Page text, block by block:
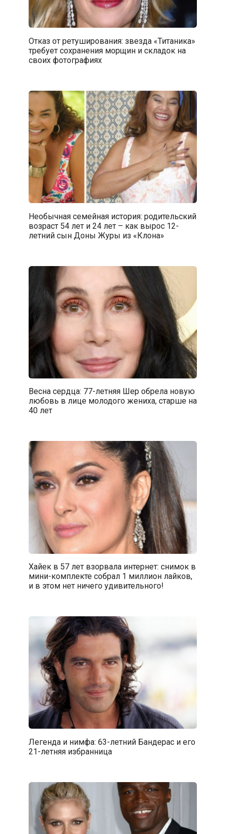
Отказ от ретуширования: звезда «Титаника»
требует сохранения морщин и складок на
своих фотографиях
Необычная семейная история: родительский
возраст 54 лет и 24 лет – как вырос 12-
летний сын Доны Журы из «Клона»
Весна сердца: 77-летняя Шер обрела новую
любовь в лице молодого жениха, старше на
40 лет
Хайек в 57 лет взорвала интернет: снимок в
мини-комплекте собрал 1 миллион лайков,
и в этом нет ничего удивительного!
Легенда и нимфа: 63-летний Бандерас и его
21-летняя избранница